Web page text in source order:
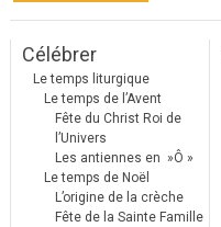
Célébrer
Le temps liturgique
Le temps de l’Avent
Fête du Christ Roi de
l’Univers
Les antiennes en »Ô »
Le temps de Noël
L’origine de la crèche
Fête de la Sainte Famille